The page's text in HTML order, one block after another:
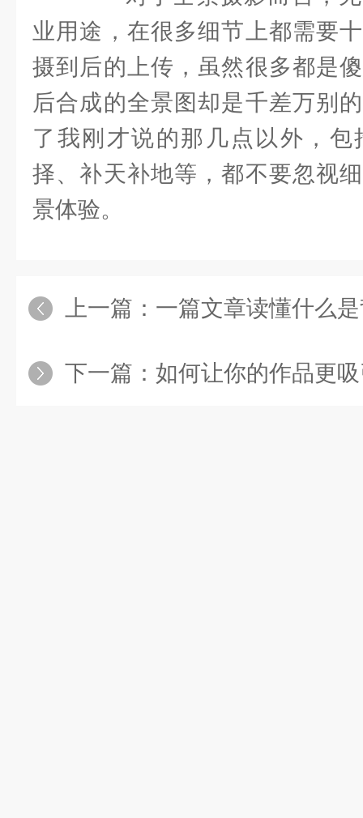
业用途，在很多细节上都需要
摄到后的上传，虽然很多都是
后合成的全景图却是千差万别
了我刚才说的那几点以外，
择、补天补地等，都不要忽视
景体验。
上一篇： 一篇文章读懂什么
下一篇： 如何让你的作品更吸引人